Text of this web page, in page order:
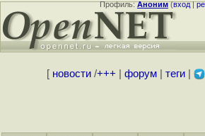
Профиль:Аноним(вход|
[ новости/+++ форум| теги|